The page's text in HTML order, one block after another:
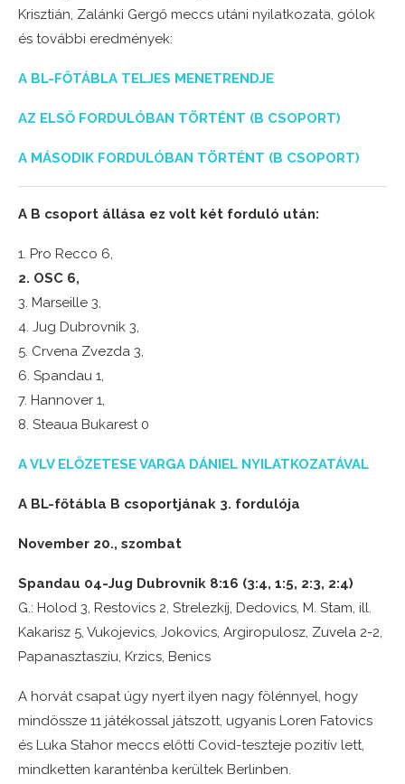
Krisztián, Zalánki Gergő meccs utáni nyilatkozata, gólok
és további eredmények:
A BL-FŐTÁBLA TELJES MENETRENDJE
AZ ELSŐ FORDULÓBAN TÖRTÉNT (B CSOPORT)
A MÁSODIK FORDULÓBAN TÖRTÉNT (B CSOPORT)
A B csoport állása ez volt két forduló után:
1. Pro Recco 6,
2. OSC 6,
3. Marseille 3,
4. Jug Dubrovnik 3,
5. Crvena Zvezda 3,
6. Spandau 1,
7. Hannover 1,
8. Steaua Bukarest 0
A VLV ELŐZETESE VARGA DÁNIEL NYILATKOZATÁVAL
A BL-főtábla B csoportjának 3. fordulója
November 20., szombat
Spandau 04-Jug Dubrovnik 8:16 (3:4, 1:5, 2:3, 2:4)
G.: Holod 3, Restovics 2, Strelezkíj, Dedovics, M. Stam, ill.
Kakarisz 5, Vukojevics, Jokovics, Argiropulosz, Zuvela 2-2,
Papanasztasziu, Krzics, Benics
A horvát csapat úgy nyert ilyen nagy fölénnyel, hogy
mindössze 11 játékossal játszott, ugyanis Loren Fatovics
és Luka Stahor meccs előtti Covid-teszteje pozitív lett,
mindketten karanténba kerültek Berlinben.